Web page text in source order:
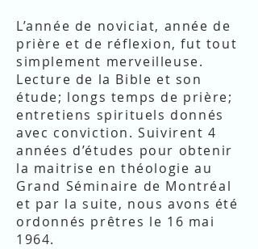
L’année de noviciat, année de
prière et de réflexion, fut tout
simplement merveilleuse.
Lecture de la Bible et son
étude; longs temps de prière;
entretiens spirituels donnés
avec conviction. Suivirent 4
années d’études pour obtenir
la maitrise en théologie au
Grand Séminaire de Montréal
et par la suite, nous avons été
ordonnés prêtres le 16 mai
1964.